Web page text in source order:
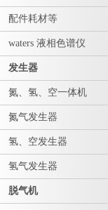
配件耗材等
waters 液相色谱仪
发生器
氮、氢、空一体机
氮气发生器
氢、空发生器
氢气发生器
脱气机